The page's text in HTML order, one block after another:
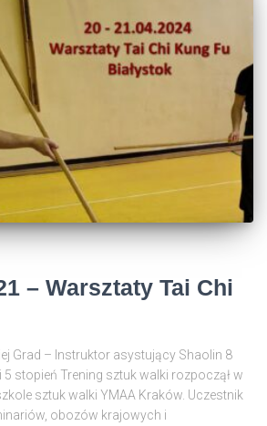
– Warsztaty Tai Chi
Grad – Instruktor asystujący Shaolin 8
stopień Trening sztuk walki rozpoczął w
sztuk walki YMAA Kraków. Uczestnik
obozów krajowych i